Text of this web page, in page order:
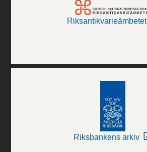
Riksantikvarieämbetet
Riksbankens arkiv